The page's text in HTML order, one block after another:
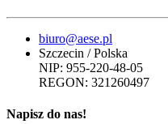
biuro@aese.pl
Szczecin / Polska
NIP: 955-220-48-05
REGON: 321260497
Napisz do nas!